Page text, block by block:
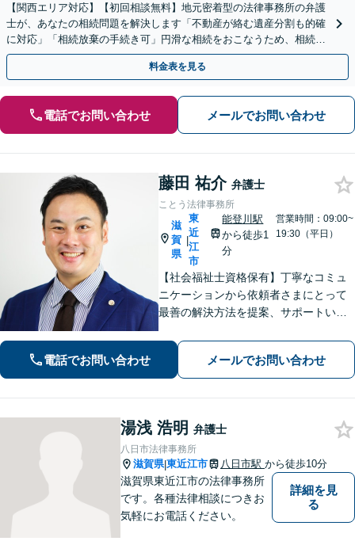
【関西エリア対応】【初回相談無料】地元密着型の法律事務所の弁護
士が、あなたの相続問題を解決します「不動産が絡む遺産分割も的確
に対応」「相続放棄の手続き可」円滑な相続をおこなうため、相続問
題は自分の代で解決しましょう【完全個室制】
料金表を見る
電話でお問い合わせ メールでお問い合わせ
藤田 祐介 弁護士
ことう法律事務所
滋
賀
県
|
東
近
江
市
能登川駅
から徒歩1
分
営業時間：09:00~
19:30（平日）
【社会福祉士資格保有】丁寧なコミュ
ニケーションから依頼者さまにとって
最善の解決方法を提案、サポートいた
整理の実績多数。法律だけではなく、
福祉や医療と連携し垣根を超えて解決
へと導きます。【休日、夜間対応可
能】
電話でお問い合わせ メールでお問い合わせ
湯浅 浩明 弁護士
八日市法律事務所
滋賀県|東近江市 八日市駅 から徒歩10分
滋賀県東近江市の法律事務所
です。各種法律相談につきお
気軽にお電話ください。
詳細を見
る